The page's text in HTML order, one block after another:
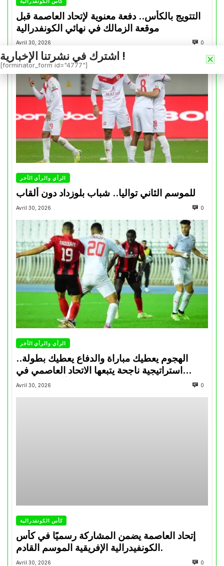
التتويج بالكأس.. دفعة معنوية لإتحاد العاصمة قبل
موقعة الزمالك في نهائي الكونفدرالية
Avril 30, 2026 0
الرأي والرأي الأخر
للموسم الثاني تواليا.. شباب بلوزداد دون ألقاب
Avril 30, 2026 0
الرأي والرأي الأخر
الهجوم يعطيك مباراة والدفاع يعطيك بطولة..
استراتيجية ناجحة يتبعها الاتحاد العاصمي في
تتويجاته آخر السنوات
Avril 30, 2026 0
كأس الكونفدرالية
إتحاد العاصمة يضمن المشاركة رسميًا في كأس
الكونفيدرالية الإفريقية الموسم القادم.
Avril 30, 2026 0
اشترك في نشرتنا الإخبارية !
[forminator_form id="4777"]